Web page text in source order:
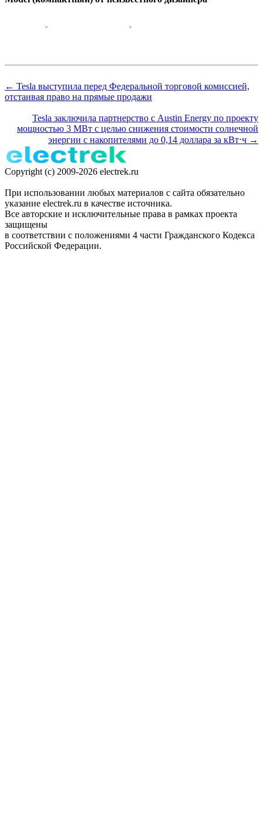
← Tesla выступила перед Федеральной торговой комиссией,
отстаивая право на прямые продажи
Tesla заключила партнерство с Austin Energy по проекту
мощностью 3 МВт с целью снижения стоимости солнечной
энергии с накопителями до 0,14 доллара за кВт⋅ч →
Copyright (c) 2009-2026 electrek.ru
При использовании любых материалов с сайта обязательно
указание electrek.ru в качестве источника.
Все авторские и исключительные права в рамках проекта
защищены
в соответствии с положениями 4 части Гражданского Кодекса
Российской Федерации.